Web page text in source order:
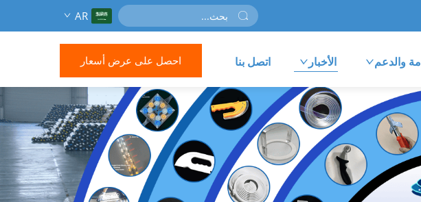
AR
والدعم الأخبار اتصل بنا احصل على عرض أسعار